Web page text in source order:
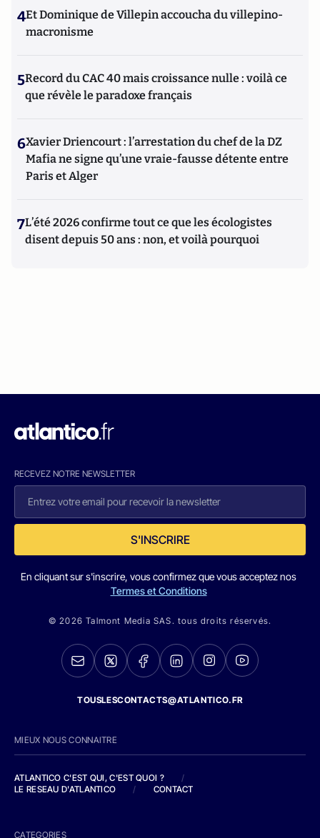
4Et Dominique de Villepin accoucha du villepino-
macronisme
5Record du CAC 40 mais croissance nulle : voilà ce
que révèle le paradoxe français
6Xavier Driencourt : l’arrestation du chef de la DZ
Mafia ne signe qu’une vraie-fausse détente entre
Paris et Alger
7L’été 2026 confirme tout ce que les écologistes
disent depuis 50 ans : non, et voilà pourquoi
RECEVEZ NOTRE NEWSLETTER
S'INSCRIRE
En cliquant sur s'inscrire, vous confirmez que vous acceptez nos
Termes et Conditions
© 2026 Talmont Media SAS. tous droits réservés.
TOUSLESCONTACTS@ATLANTICO.FR
MIEUX NOUS CONNAITRE
ATLANTICO C'EST QUI, C'EST QUOI ?
/
LE RESEAU D'ATLANTICO
/ CONTACT
CATEGORIES